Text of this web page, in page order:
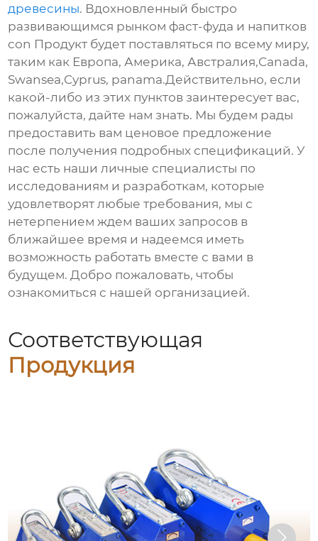
древесины. Вдохновленный быстро
развивающимся рынком фаст-фуда и напитков
con Продукт будет поставляться по всему миру,
таким как Европа, Америка, Австралия,Canada,
Swansea,Cyprus, panama.Действительно, если
какой-либо из этих пунктов заинтересует вас,
пожалуйста, дайте нам знать. Мы будем рады
предоставить вам ценовое предложение
после получения подробных спецификаций. У
нас есть наши личные специалисты по
исследованиям и разработкам, которые
удовлетворят любые требования, мы с
нетерпением ждем ваших запросов в
ближайшее время и надеемся иметь
возможность работать вместе с вами в
будущем. Добро пожаловать, чтобы
ознакомиться с нашей организацией.
Соответствующая
Продукция